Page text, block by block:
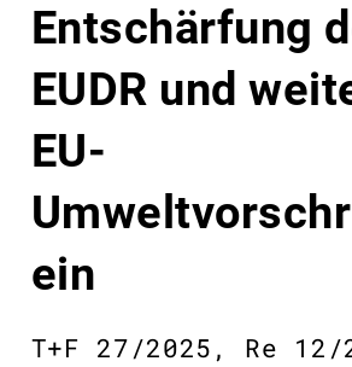
Entschärfung
EUDR und
EU-
ein
T+F 27/2025, Re 12/